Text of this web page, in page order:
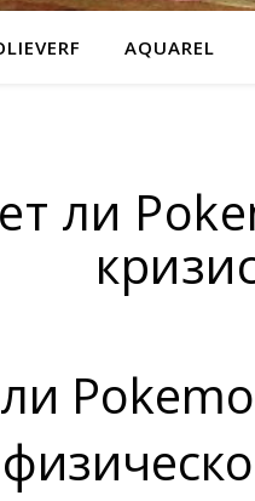
AQUAREL
ли